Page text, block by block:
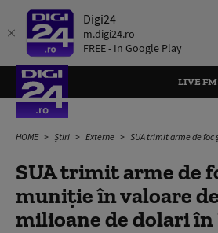
Digi24
m.digi24.ro
FREE - In Google Play
LIVE FM
HOME Știri Externe SUA trimit arme de foc și muniție în
SUA trimit arme de
muniție în valoare
milioane de dolari